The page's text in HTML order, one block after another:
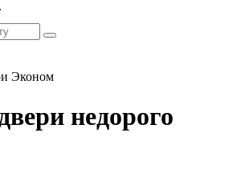
Эконом
недорого